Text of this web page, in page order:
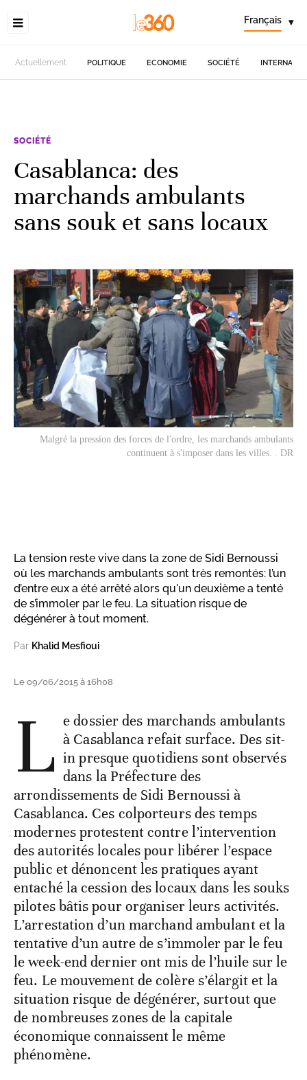
Français ▾
Actuellement POLITIQUE ECONOMIE SOCIÉTÉ
SOCIÉTÉ
Casablanca: des
marchands ambulants
sans souk et sans locaux
Malgré la pression des forces de l'ordre, les marchands ambulants
continuent à s'imposer dans les villes. . DR
La tension reste vive dans la zone de Sidi Bernoussi
où les marchands ambulants sont très remontés: l’un
d’entre eux a été arrêté alors qu'un deuxième a tenté
de s’immoler par le feu. La situation risque de
dégénérer à tout moment.
Par Khalid Mesfioui
Le 09/06/2015 à 16h08
L e dossier des marchands ambulants
à Casablanca refait surface. Des sit-
in presque quotidiens sont observés
dans la Préfecture des
arrondissements de Sidi Bernoussi à
Casablanca. Ces colporteurs des temps
modernes protestent contre l’intervention
des autorités locales pour libérer l’espace
public et dénoncent les pratiques ayant
entaché la cession des locaux dans les souks
pilotes bâtis pour organiser leurs activités.
L’arrestation d’un marchand ambulant et la
tentative d’un autre de s’immoler par le feu
le week-end dernier ont mis de l’huile sur le
feu. Le mouvement de colère s’élargit et la
situation risque de dégénérer, surtout que
de nombreuses zones de la capitale
économique connaissent le même
phénomène.